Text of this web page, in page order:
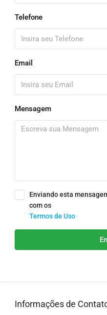
Telefone
Email
Mensagem
Enviando esta
com os
Termos de Uso
Informações de